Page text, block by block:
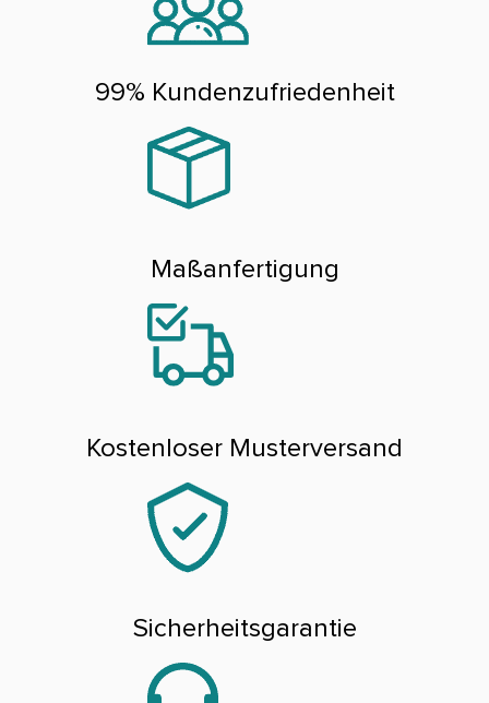
99% Kundenzufriedenheit
Maßanfertigung
Kostenloser Musterversand
Sicherheitsgarantie